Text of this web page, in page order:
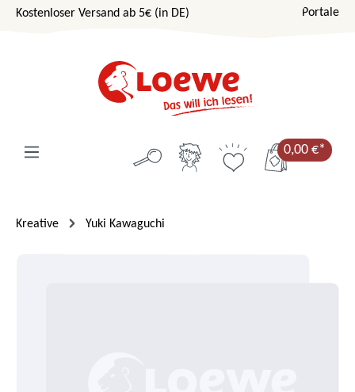
Zum Hauptinhalt springen
Kostenloser Versand ab 5€ (in DE) Portale
0,00 €*
Kreative Yuki Kawaguchi